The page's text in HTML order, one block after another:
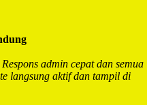
admin cepat dan semua
langsung aktif dan tampil di